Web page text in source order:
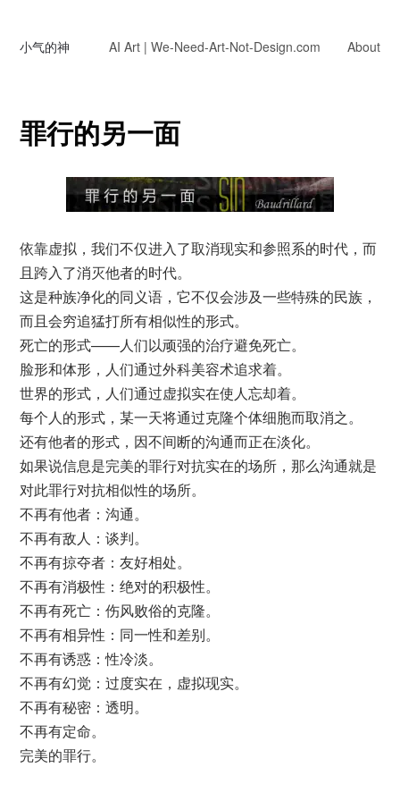
小气的神 AI Art | We-Need-Art-Not-Design.com About
罪行的另一面
依靠虚拟，我们不仅进入了取消现实和参照系的时代，而
且跨入了消灭他者的时代。
这是种族净化的同义语，它不仅会涉及一些特殊的民族，
而且会穷追猛打所有相似性的形式。
死亡的形式——人们以顽强的治疗避免死亡。
脸形和体形，人们通过外科美容术追求着。
世界的形式，人们通过虚拟实在使人忘却着。
每个人的形式，某一天将通过克隆个体细胞而取消之。
还有他者的形式，因不间断的沟通而正在淡化。
如果说信息是完美的罪行对抗实在的场所，那么沟通就是
对此罪行对抗相似性的场所。
不再有他者：沟通。
不再有敌人：谈判。
不再有掠夺者：友好相处。
不再有消极性：绝对的积极性。
不再有死亡：伤风败俗的克隆。
不再有相异性：同一性和差别。
不再有诱惑：性冷淡。
不再有幻觉：过度实在，虚拟现实。
不再有秘密：透明。
不再有定命。
完美的罪行。